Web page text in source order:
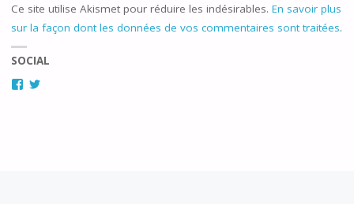
Ce site utilise Akismet pour réduire les indésirables. En savoir plus
sur la façon dont les données de vos commentaires sont traitées.
SOCIAL
Facebook